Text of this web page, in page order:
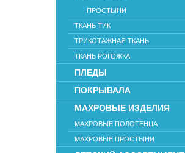
ПРОСТЫНИ
ТКАНЬ ТИК
ТРИКОТАЖНАЯ ТКАНЬ
ТКАНЬ РОГОЖКА
ПЛЕДЫ
ПОКРЫВАЛА
МАХРОВЫЕ ИЗДЕЛИЯ
МАХРОВЫЕ ПОЛОТЕНЦА
МАХРОВЫЕ ПРОСТЫНИ